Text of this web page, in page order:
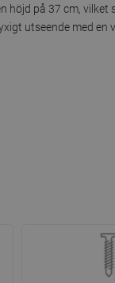
höjd på 37 cm,
utseende med en